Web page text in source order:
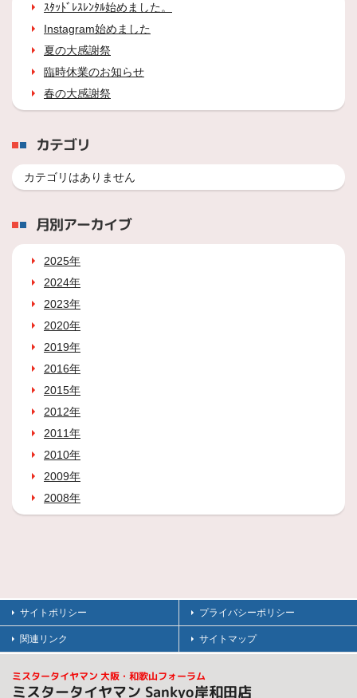
ｽﾀｯﾄﾞﾚｽﾚﾝﾀﾙ始めました。
Instagram始めました
夏の大感謝祭
臨時休業のお知らせ
春の大感謝祭
カテゴリ
カテゴリはありません
月別アーカイブ
2025年
2024年
2023年
2020年
2019年
2016年
2015年
2012年
2011年
2010年
2009年
2008年
サイトポリシー プライバシーポリシー
関連リンク サイトマップ
ミスタータイヤマン 大阪・和歌山フォーラム
ミスタータイヤマン Sankyo岸和田店